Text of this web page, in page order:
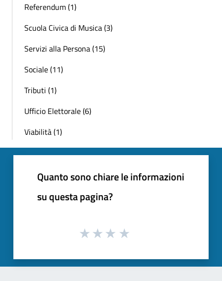
Referendum (1)
Scuola Civica di Musica (3)
Servizi alla Persona (15)
Sociale (11)
Tributi (1)
Ufficio Elettorale (6)
Viabilità (1)
Quanto sono chiare le informazioni
su questa pagina?